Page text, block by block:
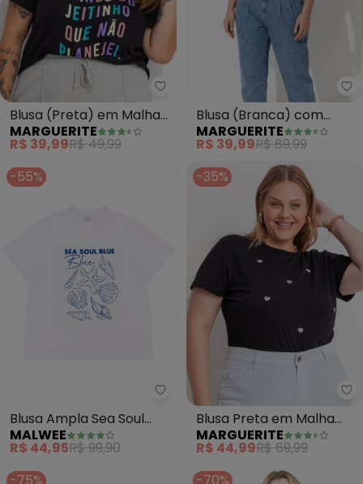
Marguerite - Blusa (Preta) em
Blusa (Preta) em Malha
de Algodão
MARGUERITE
R$ 39,99R$ 49,99
Blusa (Branca) com
Estampa Localizada Plus
Size
MARGUERITE
R$ 39,99R$ 89,99
-55%
Malwee - Blusa Ampla Sea
Blusa Ampla Sea Soul
Blue Plus(Branco)
MALWEE
R$ 44,95R$ 99,90
-35%
Blusa Preta em Malha
com Bordados de
Coração
MARGUERITE
R$ 44,99R$ 69,99